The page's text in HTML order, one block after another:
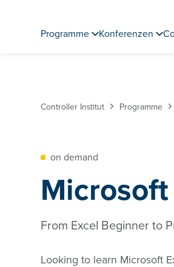
Programme Konferenzen
Controller Institut Programme
on demand
From Excel Beginner to
Looking to learn Microsoft